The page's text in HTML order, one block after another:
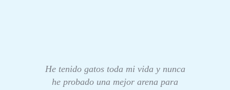
He tenido gatos toda mi vida y nunca
he probado una mejor arena para